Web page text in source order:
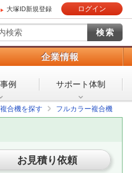
大塚ID新規登録 ログイン
企業情報
例 サポート体制
合機を探す フルカラー複合機
お見積り依頼